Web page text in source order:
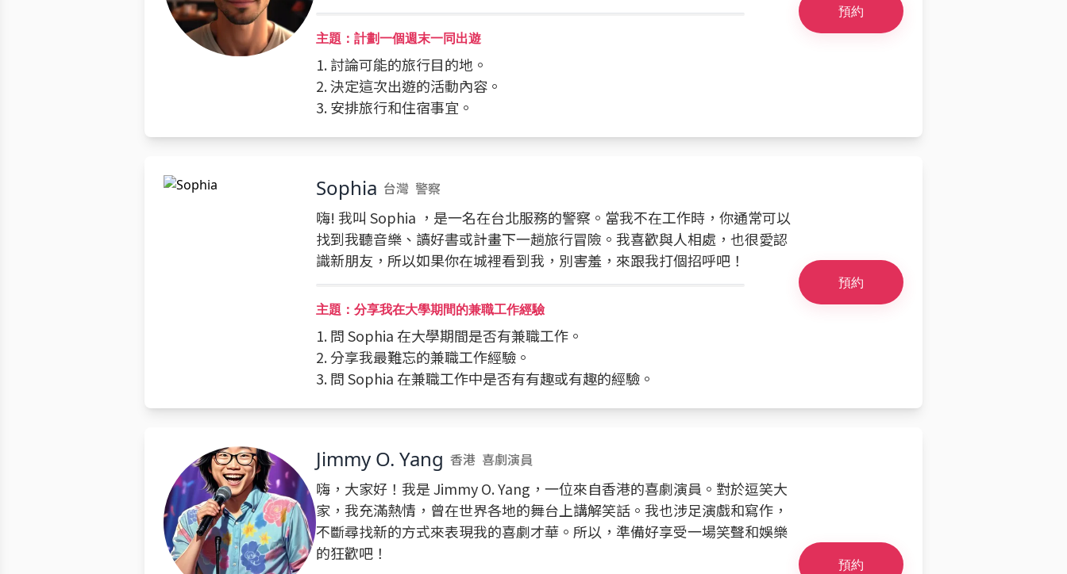
主題：計劃一個週末一同出遊
1. 討論可能的旅行目的地。
2. 決定這次出遊的活動內容。
3. 安排旅行和住宿事宜。
預約
Sophia 台灣 警察
嗨! 我叫 Sophia ，是一名在台北服務的警察。當我不在工作時，你通常可以
找到我聽音樂、讀好書或計畫下一趟旅行冒險。我喜歡與人相處，也很愛認
識新朋友，所以如果你在城裡看到我，別害羞，來跟我打個招呼吧！
主題：分享我在大學期間的兼職工作經驗
1. 問 Sophia 在大學期間是否有兼職工作。
2. 分享我最難忘的兼職工作經驗。
3. 問 Sophia 在兼職工作中是否有有趣或有趣的經驗。
預約
Jimmy O. Yang 香港 喜劇演員
嗨，大家好！我是 Jimmy O. Yang，一位來自香港的喜劇演員。對於逗笑大
家，我充滿熱情，曾在世界各地的舞台上講解笑話。我也涉足演戲和寫作，
不斷尋找新的方式來表現我的喜劇才華。所以，準備好享受一場笑聲和娛樂
的狂歡吧！
預約